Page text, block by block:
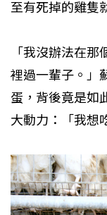
至有死掉的雞隻
「我沒辦法在
裡過一輩子。」
蛋，背後竟是如
大動力：「我想